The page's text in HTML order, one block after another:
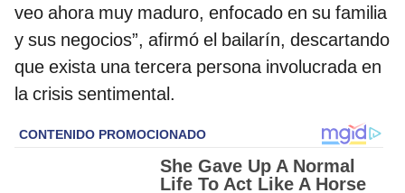
veo ahora muy maduro, enfocado en su familia
y sus negocios”, afirmó el bailarín, descartando
que exista una tercera persona involucrada en
la crisis sentimental.